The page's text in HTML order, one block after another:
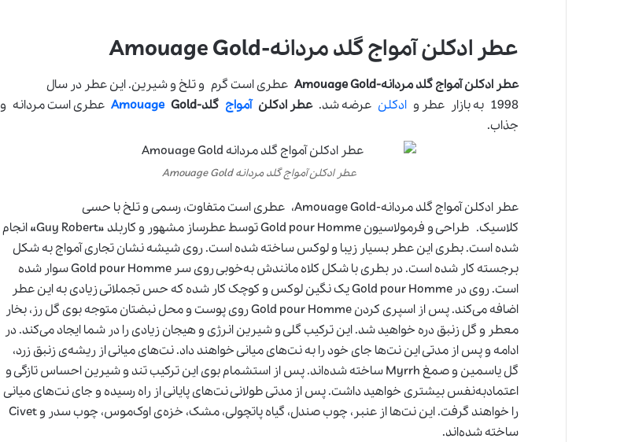
عطر ادکلن آمواج گلد مردانه-Amouage Gold
عطر ادکلن آمواج گلد مردانه-Amouage Gold
عطری است گرم و تلخ و شیرین. این عطر در سال
1998 به بازار عطر و
ادکلن عرضه شد.عطر ادکلنآمواج گلد- Amouage Gold
عطری است مردانه و
جذاب.
عطر ادکلن آمواج گلد مردانه Amouage Gold
عطر ادکلن آمواج گلد مردانه-Amouage Gold، عطری است متفاوت، رسمی و تلخ با حسی
کلاسیک. طراحی و فرمولاسیون Gold pour Homme توسط عطرساز مشهور و کاربلد «Guy Robert» انجام
شده است. بطری این عطر بسیار زیبا و لوکس ساخته شده است. روی شیشه نشان تجاری آمواج به شکل
برجسته کار شده است. در بطری با شکل کلاه مانندش به‌خوبی روی سر Gold pour Homme سوار شده
است. روی در Gold pour Homme یک نگین لوکس و کوچک کار شده که حس تجملاتی زیادی به این عطر
اضافه می‌کند. پس از اسپری کردن Gold pour Homme روی پوست و محل نبضتان متوجه بوی گل رز، بخار
معطر و گل زنبق دره خواهید شد. این ترکیب گلی و شیرین انرژی و هیجان زیادی را در شما ایجاد می‌کند. در
ادامه و پس از مدتی این نت‌ها جای خود را به نت‌های میانی خواهند داد. نت‌های میانی از ریشه‌ی زنبق زرد،
گل یاسمین و صمغ Myrrh ساخته شده‌اند. پس از استشمام بوی این ترکیب تند و شیرین احساس تازگی و
اعتمادبه‌نفس بیشتری خواهید داشت. پس از مدتی طولانی نت‌های پایانی از راه رسیده و جای نت‌های میانی
را خواهند گرفت. این نت‌ها از عنبر، چوب صندل، گیاه پاتچولی، مشک، خزه‌ی اوک‌موس، چوب سدر و Civet
ساخته شده‌اند.